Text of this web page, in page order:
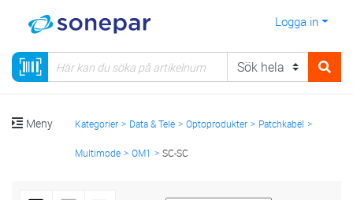
Logga in
Meny Kategorier Data & Tele Optoprodukter Patchkabel
Multimode OM1 SC-SC